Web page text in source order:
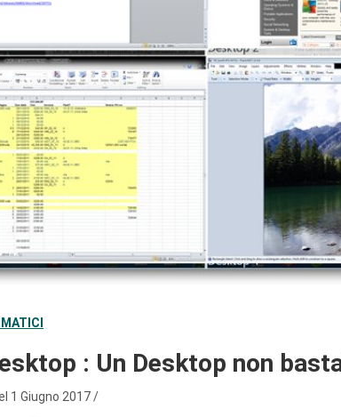
: Un Desktop non
1 Giugno 2017